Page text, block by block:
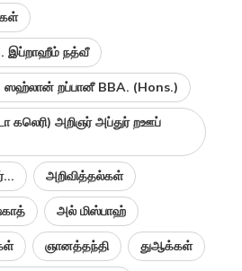
இப்றாஹீம் நத்வீ
றப்பானீ BBA. (Hons.)
அறிஞர் அப்துர் றஊப்
அறிவித்தல்கள்
அல் மிஸ்பாஹ்
ஞானத்தந்தி துஆக்கள்